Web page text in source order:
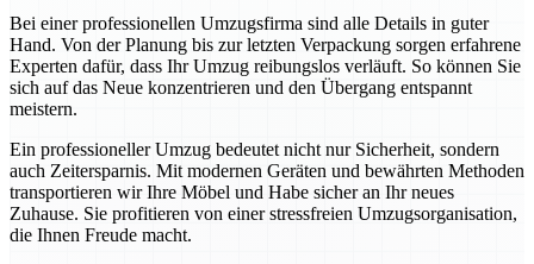
Bei einer professionellen Umzugsfirma sind alle Details in guter
Hand. Von der Planung bis zur letzten Verpackung sorgen erfahrene
Experten dafür, dass Ihr Umzug reibungslos verläuft. So können Sie
sich auf das Neue konzentrieren und den Übergang entspannt
meistern.
Ein professioneller Umzug bedeutet nicht nur Sicherheit, sondern
auch Zeitersparnis. Mit modernen Geräten und bewährten Methoden
transportieren wir Ihre Möbel und Habe sicher an Ihr neues
Zuhause. Sie profitieren von einer stressfreien Umzugsorganisation,
die Ihnen Freude macht.